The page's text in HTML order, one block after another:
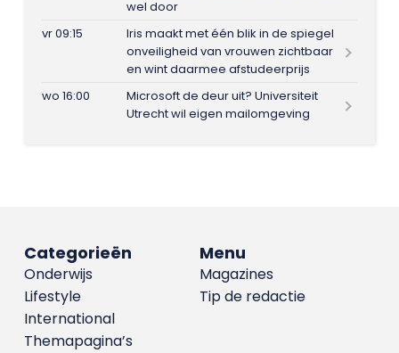
wel door
vr 09:15
Iris maakt met één blik in de spiegel
onveiligheid van vrouwen zichtbaar
en wint daarmee afstudeerprijs
wo 16:00
Microsoft de deur uit? Universiteit
Utrecht wil eigen mailomgeving
Menu
Magazines
Tip de redactie
Categorieën
Onderwijs
Lifestyle
International
Themapagina’s